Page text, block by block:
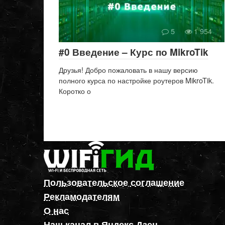
5 1 954
#0 Введение – Курс по MikroTik
Друзья! Добро пожаловать в нашу версию
полного курса по настройке роутеров MikroTik.
Коротко о
Пользовательское соглашение
Рекламодателям
О нас